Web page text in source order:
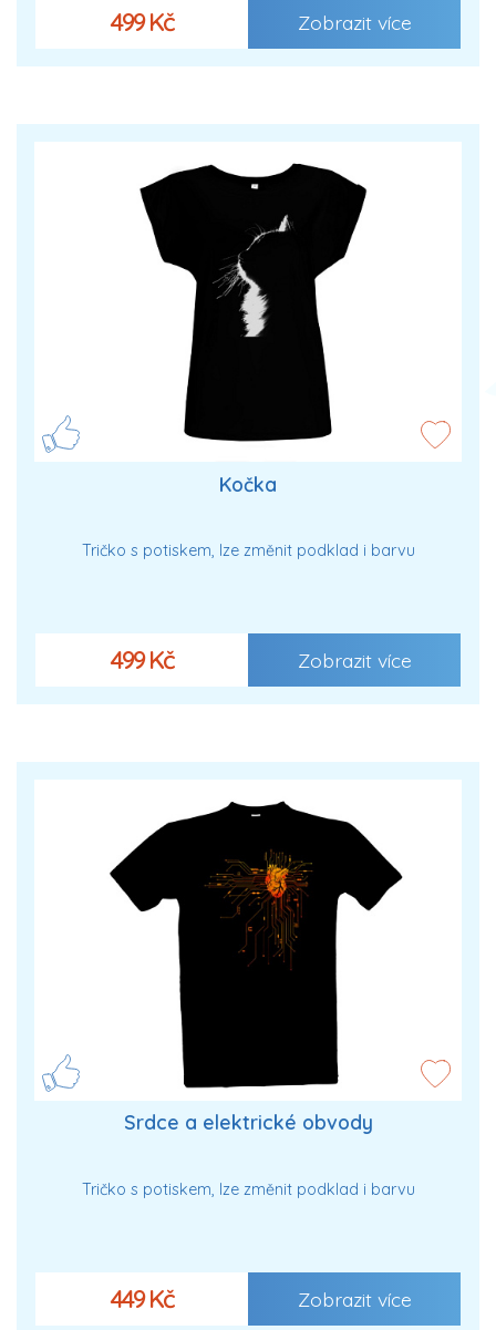
499 Kč Zobrazit více
Kočka
Tričko s potiskem, lze změnit podklad i barvu
499 Kč Zobrazit více
Srdce a elektrické obvody
Tričko s potiskem, lze změnit podklad i barvu
449 Kč Zobrazit více